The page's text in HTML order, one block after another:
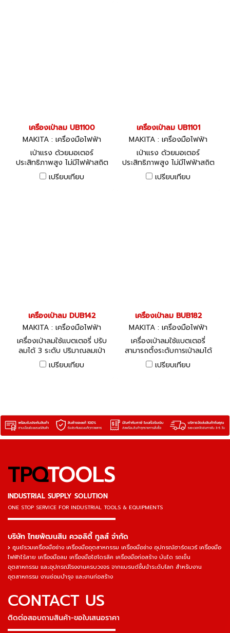
เครื่องเป่าลม UB1100
MAKITA : เครื่องมือไฟฟ้า
เป่าแรง ด้วยมอเตอร์
ประสิทธิภาพสูง ไม่มีไฟฟ้าสถิต
กำลังไฟฟ้า 600W
เปรียบเทียบ
เครื่องเป่าลม UB1101
MAKITA : เครื่องมือไฟฟ้า
เป่าแรง ด้วยมอเตอร์
ประสิทธิภาพสูง ไม่มีไฟฟ้าสถิต
กำลังไฟฟ้า 600W
เปรียบเทียบ
เครื่องเป่าลม DUB142
MAKITA : เครื่องมือไฟฟ้า
เครื่องเป่าลมใช้แบตเตอรี่ ปรับ
ลมได้ 3 ระดับ ปริมาณลมเป่า
2.6 ลบ.ม./นาที
เปรียบเทียบ
เครื่องเป่าลม BUB182
MAKITA : เครื่องมือไฟฟ้า
เครื่องเป่าลมใช้แบตเตอรี่
สามารถตั้งระดับการเป่าลมได้
สูง กลาง ต่ำ มีตัวป้องกัน
ไฟฟ้าสถิต เพื่อความสะดวกใน
เปรียบเทียบ
TPQTOOLS
INDUSTRIAL SUPPLY SOLUTION
ONE STOP SERVICE FOR INDUSTRIAL TOOLS & EQUIPMENTS
▬▬▬▬▬▬▬▬▬▬▬▬▬▬▬
บริษัท ไทยพัฒนสิน ควอลิตี้ ทูลส์ จำกัด
ศูนย์รวมเครื่องมือช่าง เครื่องมืออุตสาหกรรม เครื่องมือช่าง อุปกรณ์ฮาร์ดแวร์ เครื่องมือ
ไฟฟ้าไร้สาย เครื่องมือลม เครื่องมือไฮโดรลิค เครื่องมือก่อสร้าง บันได รถเข็น
อุตสาหกรรม และอุปกรณ์โรงงานครบวงจร จากแบรนด์ชั้นนำระดับโลก สำหรับงาน
อุตสาหกรรม งานซ่อมบำรุง และงานก่อสร้าง
CONTACT US
ติดต่อสอบถามสินค้า-ขอใบเสนอราคา
▬▬▬▬▬▬▬▬▬▬▬▬▬▬▬